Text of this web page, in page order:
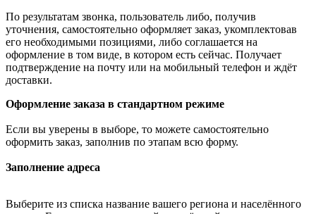
По результатам звонка, пользователь либо, получив
уточнения, самостоятельно оформляет заказ, укомплектовав
его необходимыми позициями, либо соглашается на
оформление в том виде, в котором есть сейчас. Получает
подтверждение на почту или на мобильный телефон и ждёт
доставки.
Оформление заказа в стандартном режиме
Если вы уверены в выборе, то можете самостоятельно
оформить заказ, заполнив по этапам всю форму.
Заполнение адреса
Выберите из списка название вашего региона и населённого